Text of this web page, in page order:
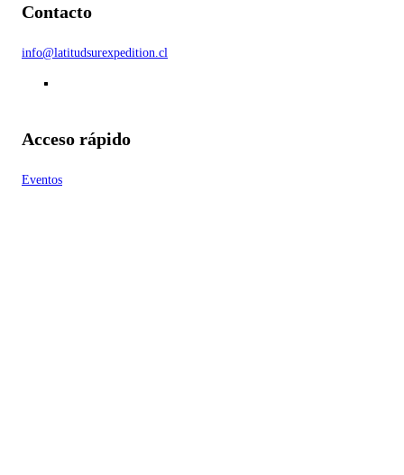
Contacto
info@latitudsurexpedition.cl
Acceso rápido
Eventos